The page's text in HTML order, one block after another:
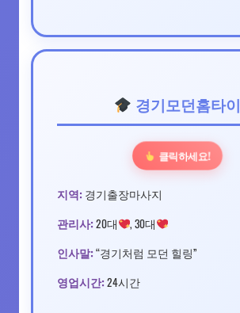
경기모던홈타이
클릭하세요!
지역: 경기출장마사지
관리사: 20대 , 30대
인사말: “경기처럼 모던 힐링”
영업시간: 24시간